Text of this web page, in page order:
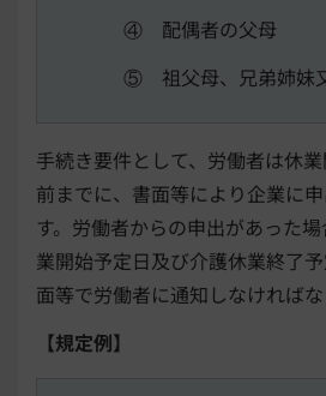
④ 配偶者の父母
⑤ 祖父母、兄弟姉妹
手続き要件として、労働者は休
前までに、書面等により企業に
す。労働者からの申出があった
業開始予定日及び介護休業終了
面等で労働者に通知しなければな
【規定例】